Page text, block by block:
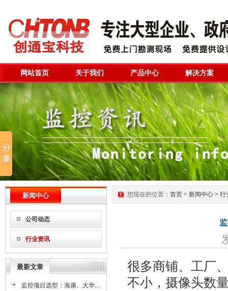
网站首页 关于我们 产品中心 解决方案
新闻中心
公司动态
行业资讯
最新文章
监控项目选型：海康、大华...
您现在的位置： 首页 > 新闻中心 > 行
很多商铺、工厂
不小，摄像头数